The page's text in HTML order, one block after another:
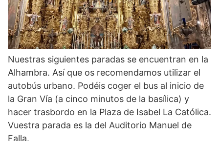
Nuestras siguientes paradas se encuentran en la
Alhambra. Así que os recomendamos utilizar el
autobús urbano. Podéis coger el bus al inicio de
la Gran Vía (a cinco minutos de la basílica) y
hacer trasbordo en la Plaza de Isabel La Católica.
Vuestra parada es la del Auditorio Manuel de
Falla.